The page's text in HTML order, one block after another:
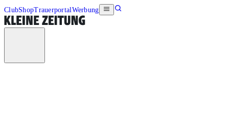
ClubShopTrauerportalWerbung